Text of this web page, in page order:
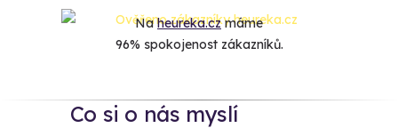
Naheureka.czmáme
96% spokojenost zákazníků.
Co si o nás myslí